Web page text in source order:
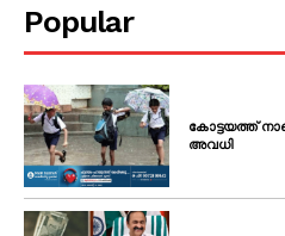
PALA VISION
About
Contact us
Popular
കോട്ടയത്ത്
അവധി